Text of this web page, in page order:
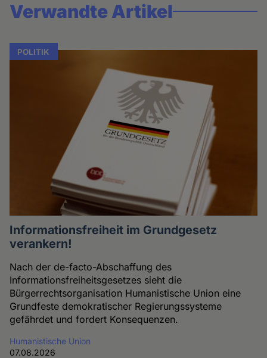
Verwandte Artikel
POLITIK
Informationsfreiheit im Grundgesetz
verankern!
Nach der de-facto-Abschaffung des
Informationsfreiheitsgesetzes sieht die
Bürgerrechtsorganisation Humanistische Union eine
Grundfeste demokratischer Regierungssysteme
gefährdet und fordert Konsequenzen.
Humanistische Union
07.08.2026